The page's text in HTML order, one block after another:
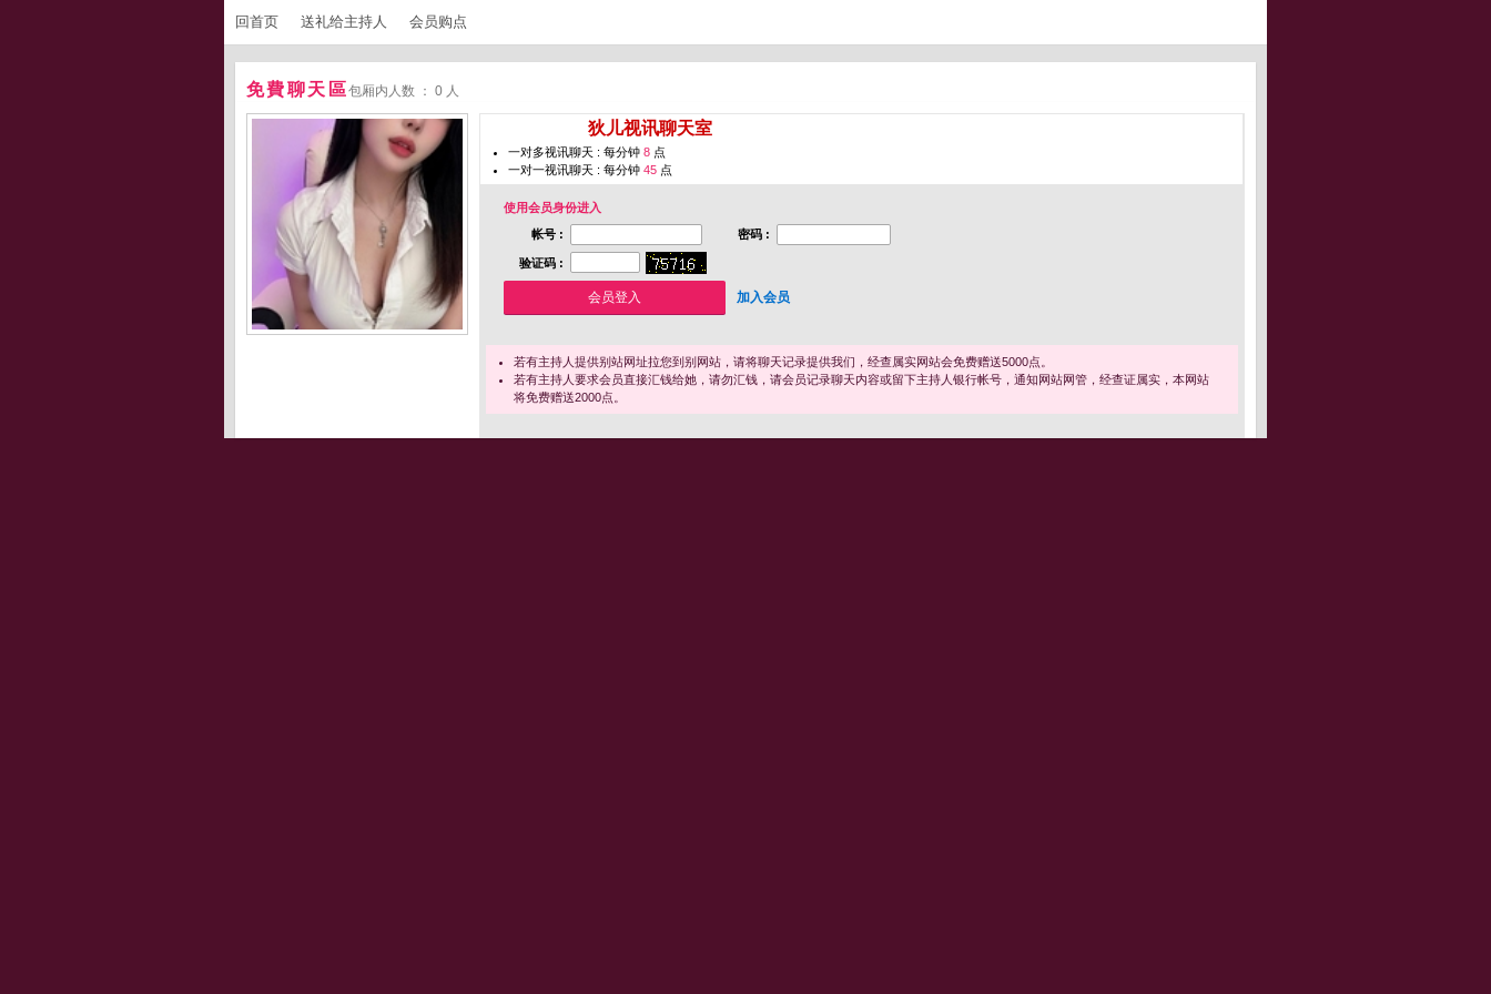
回首页 送礼给主持人 会员购点
免費聊天區包厢内人数 ： 0 人
狄儿视讯聊天室
一对多视讯聊天 : 每分钟 8 点
一对一视讯聊天 : 每分钟 45 点
使用会员身份进入
帐号 :
密码 :
验证码 :
加入会员
若有主持人提供别站网址拉您到别网站，请将聊天记录提供我们，经查属实网站会免费赠送5000点。
若有主持人要求会员直接汇钱给她，请勿汇钱，请会员记录聊天内容或留下主持人银行帐号，通知网站网管，经查证属实，本网站
将免费赠送2000点。